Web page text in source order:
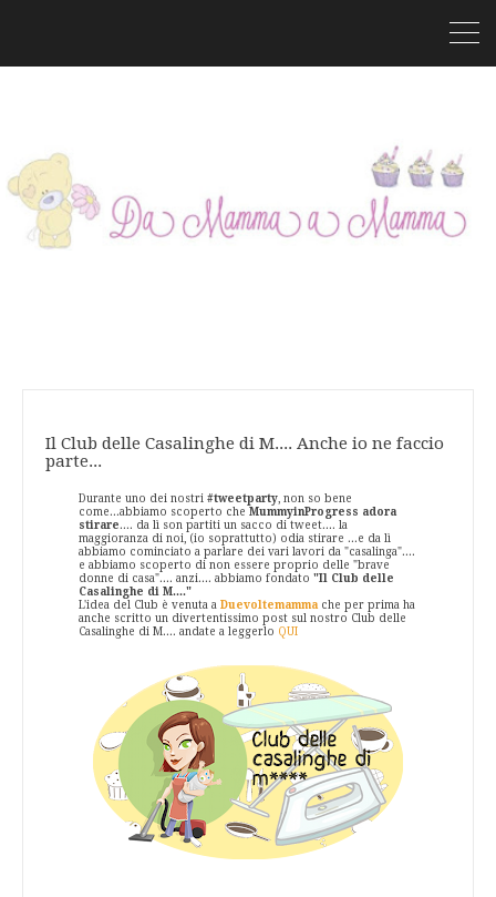
Il Club delle Casalinghe di M.... Anche io ne faccio
parte...
Durante uno dei nostri #tweetparty , non so bene
come...abbiamo scoperto che MummyinProgress adora
stirare.... da lì son partiti un sacco di tweet.... la
maggioranza di noi, (io soprattutto) odia stirare ...e da lì
abbiamo cominciato a parlare dei vari lavori da "casalinga"....
e abbiamo scoperto di non essere proprio delle "brave
donne di casa".... anzi.... abbiamo fondato "Il Club delle
Casalinghe di M...."
L'idea del Club è venuta a Duevoltemamma che per prima ha
anche scritto un divertentissimo post sul nostro Club delle
Casalinghe di M.... andate a leggerlo QUI